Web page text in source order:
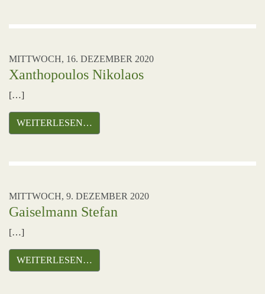
MITTWOCH, 16. DEZEMBER 2020
Xanthopoulos Nikolaos
[…]
WEITERLESEN…
MITTWOCH, 9. DEZEMBER 2020
Gaiselmann Stefan
[…]
WEITERLESEN…